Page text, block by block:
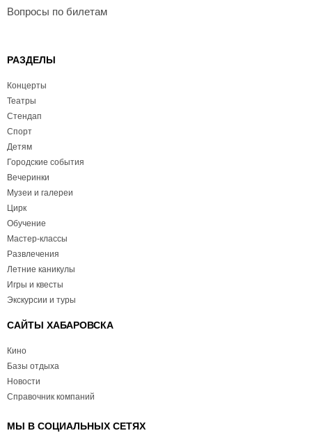
Вопросы по билетам
РАЗДЕЛЫ
Концерты
Театры
Стендап
Спорт
Детям
Городские события
Вечеринки
Музеи и галереи
Цирк
Обучение
Мастер-классы
Развлечения
Летние каникулы
Игры и квесты
Экскурсии и туры
САЙТЫ ХАБАРОВСКА
Кино
Базы отдыха
Новости
Справочник компаний
МЫ В СОЦИАЛЬНЫХ СЕТЯХ